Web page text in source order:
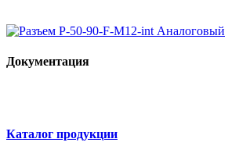
Документация
Каталог продукции